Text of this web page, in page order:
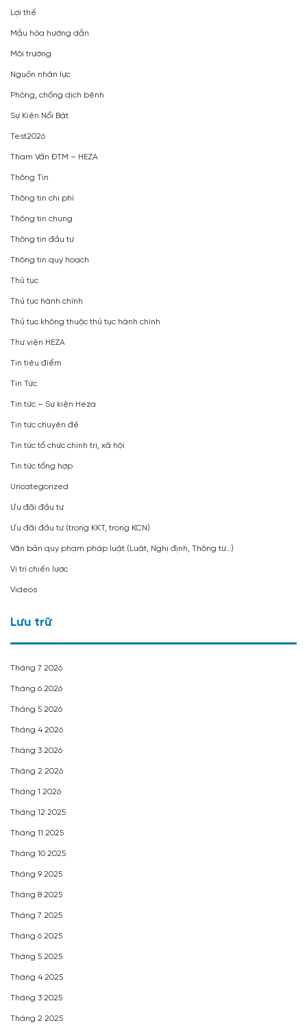
Lợi thế
Mẫu hóa hướng dẫn
Môi trường
Nguồn nhân lực
Phòng, chống dịch bệnh
Sự Kiện Nổi Bật
Test2026
Tham Vấn ĐTM – HEZA
Thông Tin
Thông tin chi phí
Thông tin chung
Thông tin đầu tư
Thông tin quy hoạch
Thủ tục
Thủ tục hành chính
Thủ tục không thuộc thủ tục hành chính
Thư viện HEZA
Tin tiêu điểm
Tin Tức
Tin tức – Sự kiện Heza
Tin tức chuyên đề
Tin tức tổ chức chính trị, xã hội
Tin tức tổng hợp
Uncategorized
Ưu đãi đầu tư
Ưu đãi đầu tư (trong KKT, trong KCN)
Văn bản quy phạm pháp luật (Luật, Nghị định, Thông tư…)
Vị trí chiến lược
Videos
Lưu trữ
Tháng 7 2026
Tháng 6 2026
Tháng 5 2026
Tháng 4 2026
Tháng 3 2026
Tháng 2 2026
Tháng 1 2026
Tháng 12 2025
Tháng 11 2025
Tháng 10 2025
Tháng 9 2025
Tháng 8 2025
Tháng 7 2025
Tháng 6 2025
Tháng 5 2025
Tháng 4 2025
Tháng 3 2025
Tháng 2 2025